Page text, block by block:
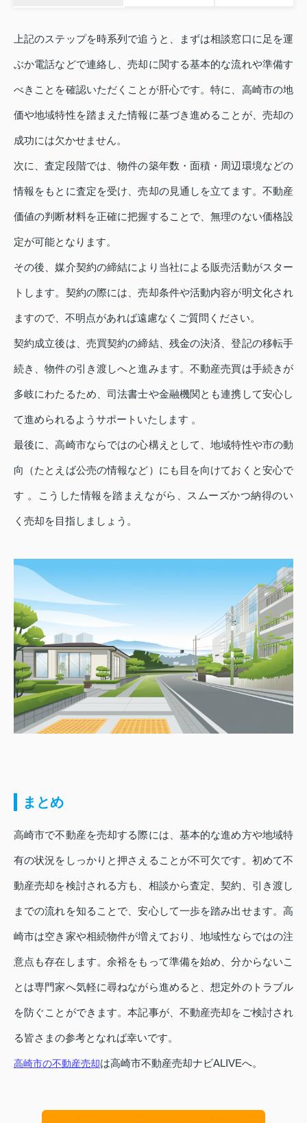
上記のステップを時系列で追うと、まずは相談窓口に足を運
ぶか電話などで連絡し、売却に関する基本的な流れや準備す
べきことを確認いただくことが肝心です。特に、高崎市の地
価や地域特性を踏まえた情報に基づき進めることが、売却の
成功には欠かせません。
次に、査定段階では、物件の築年数・面積・周辺環境などの
情報をもとに査定を受け、売却の見通しを立てます。不動産
価値の判断材料を正確に把握することで、無理のない価格設
定が可能となります。
その後、媒介契約の締結により当社による販売活動がスター
トします。契約の際には、売却条件や活動内容が明文化され
ますので、不明点があれば遠慮なくご質問ください。
契約成立後は、売買契約の締結、残金の決済、登記の移転手
続き、物件の引き渡しへと進みます。不動産売買は手続きが
多岐にわたるため、司法書士や金融機関とも連携して安心し
て進められるようサポートいたします 。
最後に、高崎市ならではの心構えとして、地域特性や市の動
向（たとえば公売の情報など）にも目を向けておくと安心で
す 。こうした情報を踏まえながら、スムーズかつ納得のい
く売却を目指しましょう。
まとめ
高崎市で不動産を売却する際には、基本的な進め方や地域特
有の状況をしっかりと押さえることが不可欠です。初めて不
動産売却を検討される方も、相談から査定、契約、引き渡し
までの流れを知ることで、安心して一歩を踏み出せます。高
崎市は空き家や相続物件が増えており、地域性ならではの注
意点も存在します。余裕をもって準備を始め、分からないこ
とは専門家へ気軽に尋ねながら進めると、想定外のトラブル
を防ぐことができます。本記事が、不動産売却をご検討され
る皆さまの参考となれば幸いです。
高崎市の不動産売却は高崎市不動産売却ナビALIVEへ。